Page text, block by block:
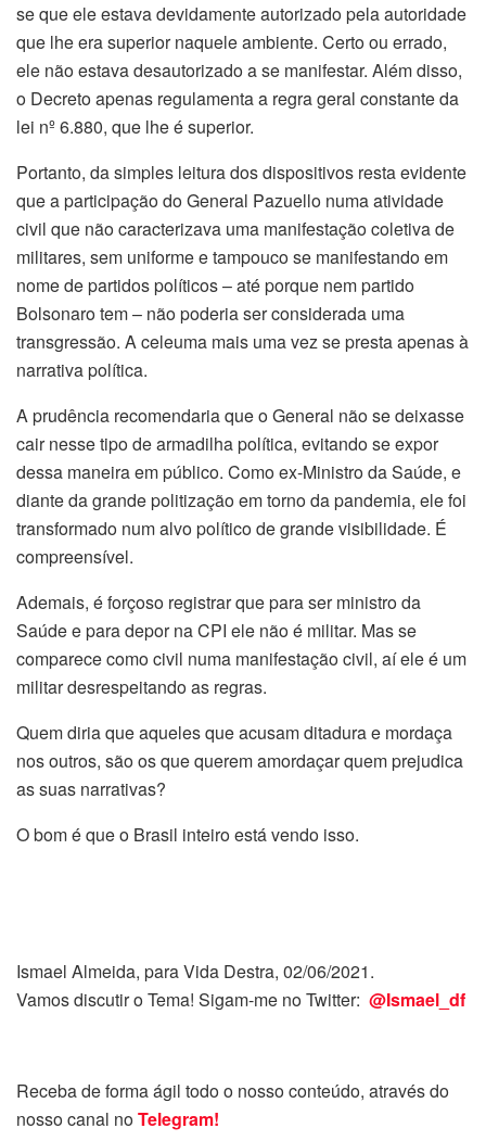
se que ele estava devidamente autorizado pela autoridade
que lhe era superior naquele ambiente. Certo ou errado,
ele não estava desautorizado a se manifestar. Além disso,
o Decreto apenas regulamenta a regra geral constante da
lei nº 6.880, que lhe é superior.
Portanto, da simples leitura dos dispositivos resta evidente
que a participação do General Pazuello numa atividade
civil que não caracterizava uma manifestação coletiva de
militares, sem uniforme e tampouco se manifestando em
nome de partidos políticos – até porque nem partido
Bolsonaro tem – não poderia ser considerada uma
transgressão. A celeuma mais uma vez se presta apenas à
narrativa política.
A prudência recomendaria que o General não se deixasse
cair nesse tipo de armadilha política, evitando se expor
dessa maneira em público. Como ex-Ministro da Saúde, e
diante da grande politização em torno da pandemia, ele foi
transformado num alvo político de grande visibilidade. É
compreensível.
Ademais, é forçoso registrar que para ser ministro da
Saúde e para depor na CPI ele não é militar. Mas se
comparece como civil numa manifestação civil, aí ele é um
militar desrespeitando as regras.
Quem diria que aqueles que acusam ditadura e mordaça
nos outros, são os que querem amordaçar quem prejudica
as suas narrativas?
O bom é que o Brasil inteiro está vendo isso.
Ismael Almeida, para Vida Destra, 02/06/2021.
Vamos discutir o Tema! Sigam-me no Twitter: @Ismael_df
Receba de forma ágil todo o nosso conteúdo, através do
nosso canal noTelegram!